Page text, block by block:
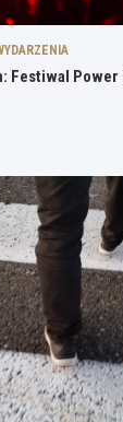
Festiwal